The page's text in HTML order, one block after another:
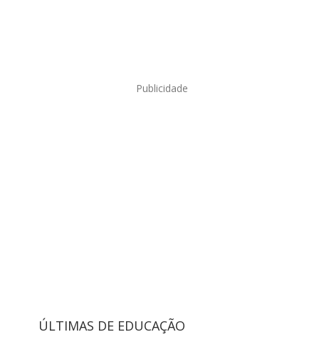
Publicidade
ÚLTIMAS DE EDUCAÇÃO